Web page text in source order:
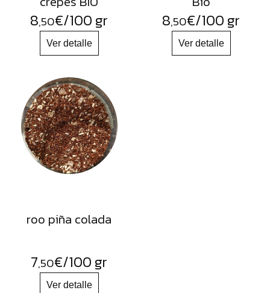
8,50€/100 gr 8,50€/100 gr
roo piña colada
7,50€/100 gr